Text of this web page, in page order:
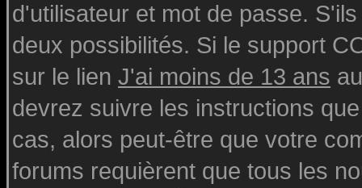
d'utilisateur et mot de passe.
deux possibilités. Si le support
sur le lien J'ai moins de 13 ans
devrez suivre les instructions
cas, alors peut-être que votre
forums requièrent que tous les